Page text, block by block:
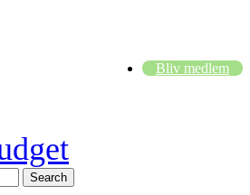
Bliv medlem